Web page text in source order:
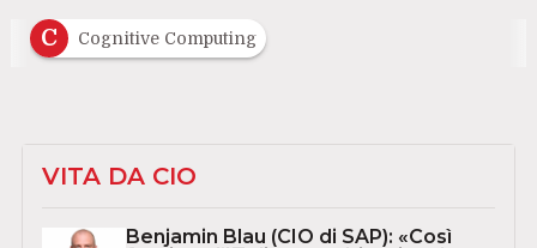
C
Cognitive Computing
VITA DA CIO
Benjamin Blau (CIO di SAP): «Così